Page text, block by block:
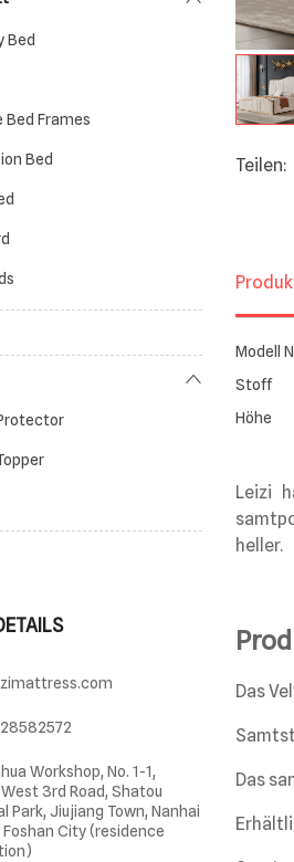
Bed
Bed Frames
Bed
Workshop, No. 1-1,
3rd Road, Shatou
Park, Jiujiang Town, Nanhai
City (residence
Teilen:
Modell
Stoff
Höhe